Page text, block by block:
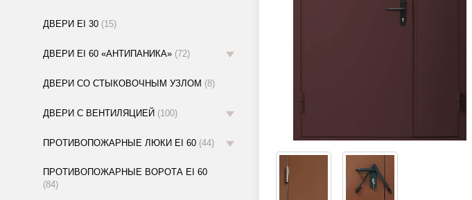
ДВЕРИ EI 30 (15)
ДВЕРИ EI 60 «АНТИПАНИКА» (72)
ДВЕРИ СО СТЫКОВОЧНЫМ УЗЛОМ (8)
ДВЕРИ С ВЕНТИЛЯЦИЕЙ (100)
ПРОТИВОПОЖАРНЫЕ ЛЮКИ EI 60 (44)
ПРОТИВОПОЖАРНЫЕ ВОРОТА EI 60
(84)